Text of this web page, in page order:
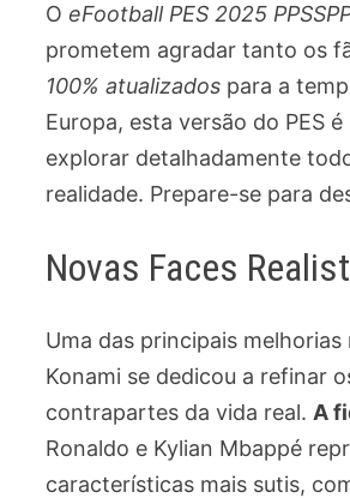
O eFootball PES 2025
prometem agradar tanto os
100% atualizados para a
Europa, esta versão do PES
explorar detalhadamente
realidade. Prepare-se para
Novas Faces
Uma das principais melhorias
Konami se dedicou a refinar
contrapartes da vida real. A
Ronaldo e Kylian Mbappé
características mais sutis,